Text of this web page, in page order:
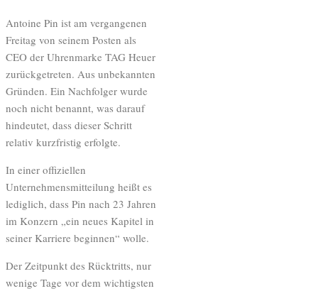
Antoine Pin ist am vergangenen
Freitag von seinem Posten als
CEO der Uhrenmarke TAG Heuer
zurückgetreten. Aus unbekannten
Gründen. Ein Nachfolger wurde
noch nicht benannt, was darauf
hindeutet, dass dieser Schritt
relativ kurzfristig erfolgte.
In einer offiziellen
Unternehmensmitteilung heißt es
lediglich, dass Pin nach 23 Jahren
im Konzern „ein neues Kapitel in
seiner Karriere beginnen“ wolle.
Der Zeitpunkt des Rücktritts, nur
wenige Tage vor dem wichtigsten